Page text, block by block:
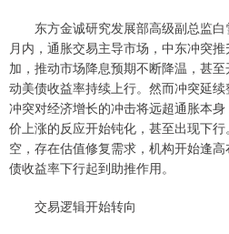
东方金诚研究发展部高级副总监白
月内，通胀交易主导市场，中东冲突
加，推动市场降息预期不断降温，甚
动美债收益率持续上行。然而冲突延
冲突对经济增长的冲击将远超通胀本
价上涨的反应开始钝化，甚至出现下
空，存在估值修复需求，机构开始逢
债收益率下行起到助推作用。
交易逻辑开始转向